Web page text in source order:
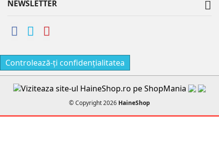
NEWSLETTER 
Controlează-ți confidențialitatea
© Copyright 2026 HaineShop